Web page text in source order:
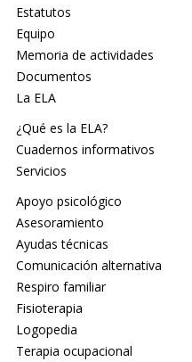
Estatutos
Equipo
Memoria de actividades
Documentos
La ELA
¿Qué es la ELA?
Cuadernos informativos
Servicios
Apoyo psicológico
Asesoramiento
Ayudas técnicas
Comunicación alternativa
Respiro familiar
Fisioterapia
Logopedia
Terapia ocupacional